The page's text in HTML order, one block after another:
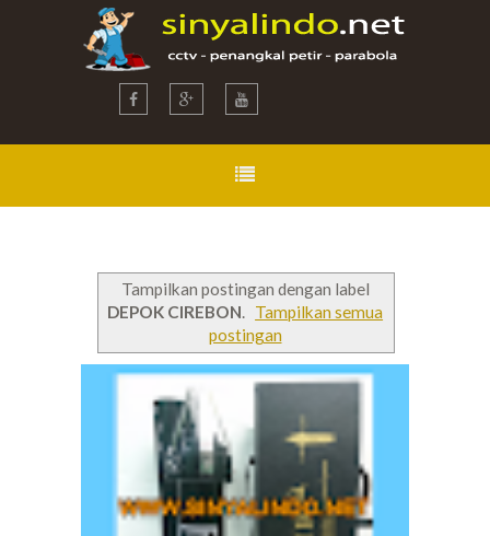
Tampilkan postingan dengan label
DEPOK CIREBON. Tampilkan semua
postingan